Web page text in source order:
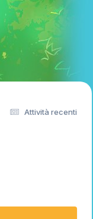
Attività recenti